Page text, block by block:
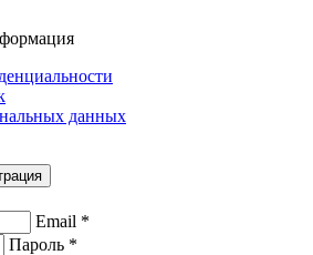
данных
Email *
Пароль *